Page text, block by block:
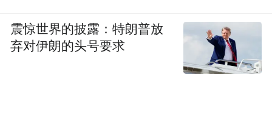
震惊世界的披露：特朗普放
弃对伊朗的头号要求